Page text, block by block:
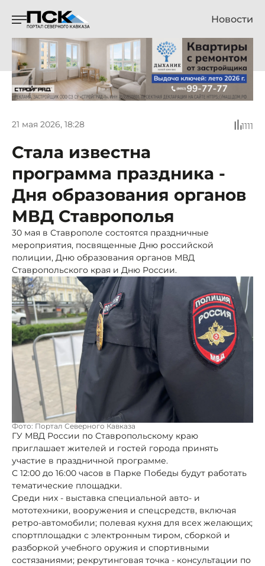
Новости
21 мая 2026, 18:28 1111
Стала известна
программа праздника -
Дня образования органов
МВД Ставрополья
30 мая в Ставрополе состоятся праздничные
мероприятия, посвященные Дню российской
полиции, Дню образования органов МВД
Ставропольского края и Дню России.
Фото: Портал Северного Кавказа
ГУ МВД России по Ставропольскому краю
приглашает жителей и гостей города принять
участие в праздничной программе.
С 12:00 до 16:00 часов в Парке Победы будут работать
тематические площадки.
Среди них - выставка специальной авто- и
мототехники, вооружения и спецсредств, включая
ретро-автомобили; полевая кухня для всех желающих;
спортплощадки с электронным тиром, сборкой и
разборкой учебного оружия и спортивными
состязаниями; рекрутинговая точка - консультации по